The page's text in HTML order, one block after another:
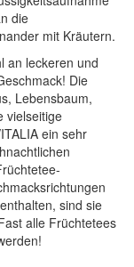
die
mit Kräutern.
an leckeren und
Die
Lebensbaum,
vielseitige
ein sehr
sind sie
alle Früchtetees